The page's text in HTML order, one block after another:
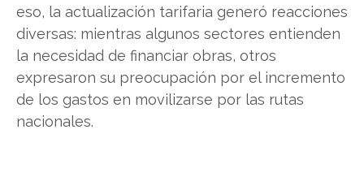
eso, la actualización tarifaria generó reacciones
diversas: mientras algunos sectores entienden
la necesidad de financiar obras, otros
expresaron su preocupación por el incremento
de los gastos en movilizarse por las rutas
nacionales.